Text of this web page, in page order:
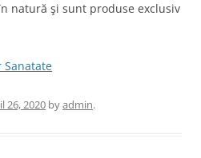
natură şi sunt produse exclusiv
Sanatate
26, 2020 byadmin.